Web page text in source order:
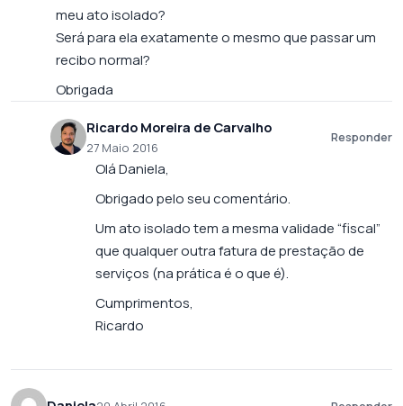
meu ato isolado?
Será para ela exatamente o mesmo que passar um
recibo normal?
Obrigada
Ricardo Moreira de Carvalho
27 Maio 2016
Responder
Olá Daniela,
Obrigado pelo seu comentário.
Um ato isolado tem a mesma validade “fiscal”
que qualquer outra fatura de prestação de
serviços (na prática é o que é).
Cumprimentos,
Ricardo